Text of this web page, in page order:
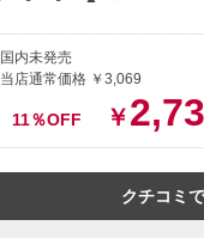
国内未発売
当店通常価格 ￥3,069
11％OFF ￥
クチコミ